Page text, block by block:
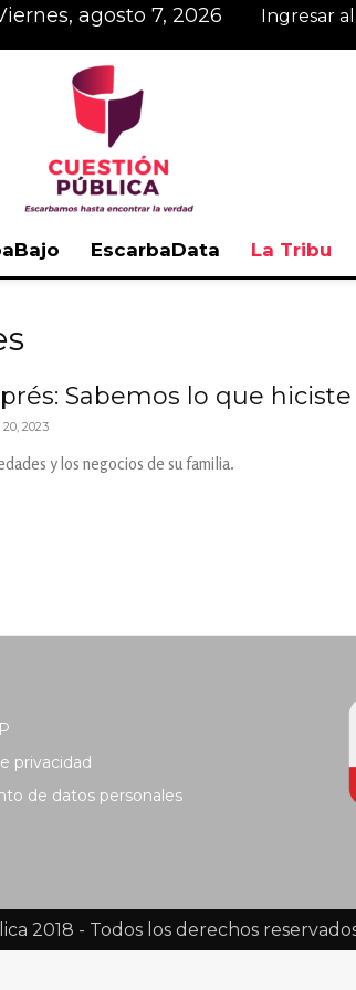
viernes, agosto 7, 2026 Ingresar
EscarbaData La Tribu
Sabemos lo que hiciste
2023
y los negocios de su familia.
privacidad
de datos personales
2018 - Todos los derechos